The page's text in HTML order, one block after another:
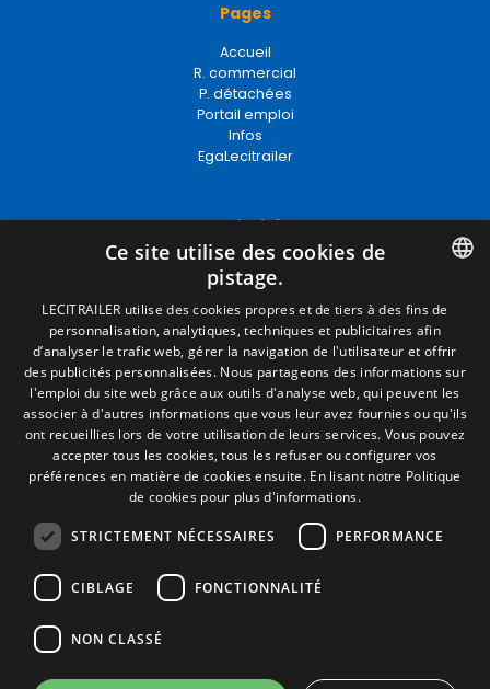
Pages
Accueil
R. commercial
P. détachées
Portail emploi
Infos
EgaLecitrailer
Termes juridiques
Mentions Légales
Politique de Confidentialité
Politique de Cookies
Conditions générales de vente
Gérer les cookies
Contact
Camino de los Huertos, S/N. Apdo 100
50620 - Casetas (Zaragoza) SPAIN
+(34) 976 462 121
SPANISH
ENGLISH
FRENCH
ITALIAN
PORTUGUESE
Ce site utilise des cookies de
pistage.
LECITRAILER utilise des cookies propres et de tiers à des fins de
personnalisation, analytiques, techniques et publicitaires afin
d’analyser le trafic web, gérer la navigation de l'utilisateur et offrir
des publicités personnalisées. Nous partageons des informations sur
l'emploi du site web grâce aux outils d'analyse web, qui peuvent les
associer à d'autres informations que vous leur avez fournies ou qu'ils
ont recueillies lors de votre utilisation de leurs services. Vous pouvez
accepter tous les cookies, tous les refuser ou configurer vos
préférences en matière de cookies ensuite. En lisant notre Politique
de cookies pour plus d'informations.
STRICTEMENT NÉCESSAIRES PERFORMANCE
CIBLAGE FONCTIONNALITÉ
NON CLASSÉ